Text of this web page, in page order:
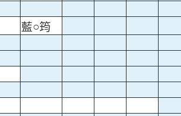
藍○筠